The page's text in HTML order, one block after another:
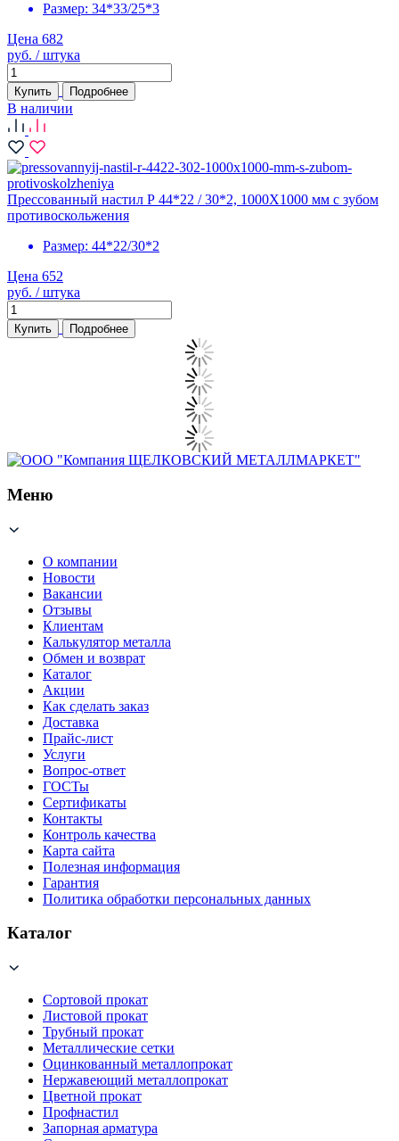
Размер: 34*33/25*3
Цена 682
руб. / штука
Купить Подробнее
В наличии
Прессованный настил Р 44*22 / 30*2, 1000X1000 мм с зубом
противоскольжения
Размер: 44*22/30*2
Цена 652
руб. / штука
Купить Подробнее
Меню
О компании
Новости
Вакансии
Отзывы
Клиентам
Калькулятор металла
Обмен и возврат
Каталог
Акции
Как сделать заказ
Доставка
Прайс-лист
Услуги
Вопрос-ответ
ГОСТы
Сертификаты
Контакты
Контроль качества
Карта сайта
Полезная информация
Гарантия
Политика обработки персональных данных
Каталог
Сортовой прокат
Листовой прокат
Трубный прокат
Металлические сетки
Оцинкованный металлопрокат
Нержавеющий металлопрокат
Цветной прокат
Профнастил
Запорная арматура